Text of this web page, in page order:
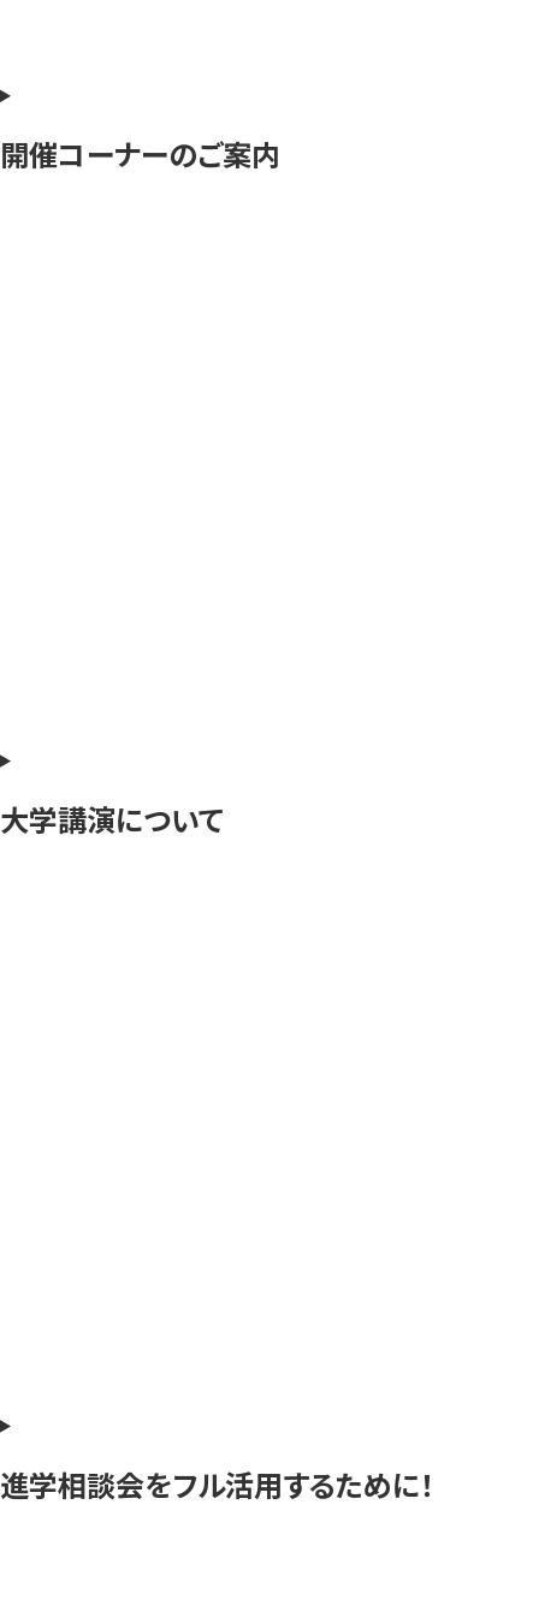
開催コーナーのご案内
大学講演について
進学相談会をフル活用するために！